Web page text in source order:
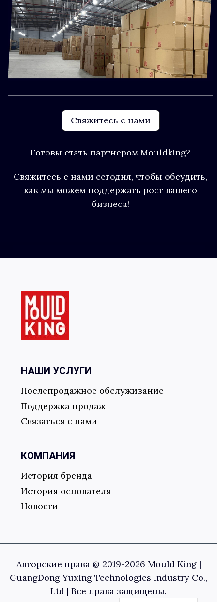
Свяжитесь с нами
Готовы стать партнером Mouldking?
Свяжитесь с нами сегодня, чтобы обсудить,
как мы можем поддержать рост вашего
бизнеса!
НАШИ УСЛУГИ
Послепродажное обслуживание
Поддержка продаж
Связаться с нами
КОМПАНИЯ
История бренда
История основателя
Новости
Авторские права @ 2019-2026 Mould King |
GuangDong Yuxing Technologies Industry Co.,
Ltd | Все права защищены.